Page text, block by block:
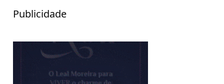
Publicidade